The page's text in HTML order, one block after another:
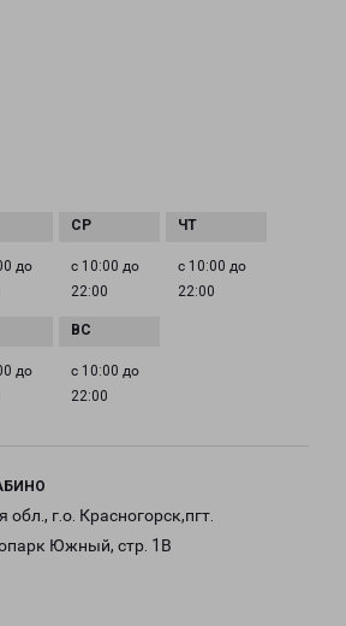
до
с 10:00 до
22:00
с 10:00 до
22:00
до
с 10:00 до
22:00
г.о. Красногорск,пгт.
Южный, стр. 1В